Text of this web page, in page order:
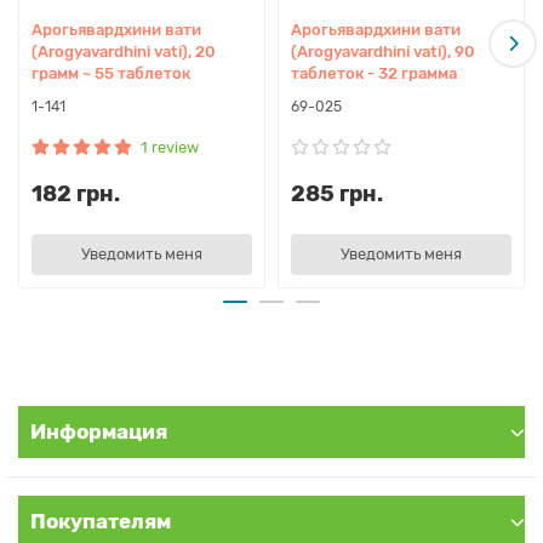
Показания:
– Аутоиммунный тиреоидит
– Дерматит, раздражение кожи
– Очищение кишечника
– Очищение печени
– Гипотериоз
– Акнe
– Повышенный холестерин
Арогьявардхини вати
(Arogyavardhini vati), 20
грамм ~ 55 таблеток
1-141
1 review
182 грн.
Уведомить меня
Арогьявардхини вати
(Arogyavardhini vati), 90
таблеток - 32 грамма
69-025
285 грн.
Уведомить меня
Информация
Покупателям